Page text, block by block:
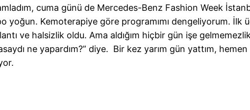
cuma günü de Mercedes-Benz Fashion Week
yoğun. Kemoterapiye göre programımı dengeliyorum. İlk
ve halsizlik oldu. Ama aldığım hiçbir gün işe gelmemezlik
ne yapardım?” diye. Bir kez yarım gün yattım, hemen